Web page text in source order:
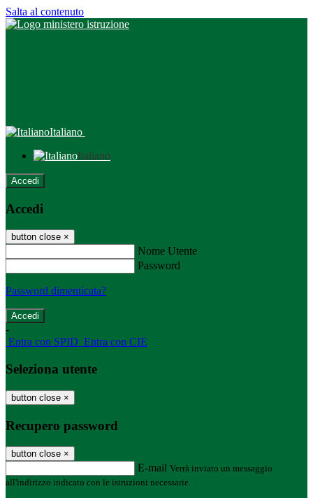
Salta al contenuto
Italiano
Italiano
Accedi
Accedi
button close ×
Nome Utente
Password
Password dimenticata?
-
Entra con SPID Entra con CIE
Seleziona utente
button close ×
Recupero password
button close ×
E-mail Verrà inviato un messaggio
all'indirizzo indicato con le istruzioni necessarie.